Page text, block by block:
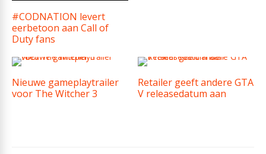
#CODNATION levert
eerbetoon aan Call of
Duty fans
Nieuwe gameplaytrailer
voor The Witcher 3
Retailer geeft andere GTA
V releasedatum aan